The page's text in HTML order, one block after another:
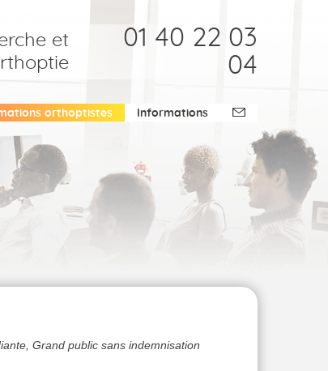
et
01 40 22 03
04
orthoptistes Informations
Grand public sans indemnisation